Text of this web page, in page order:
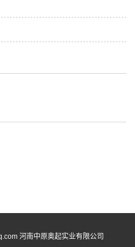
河南中原奥起实业有限公司